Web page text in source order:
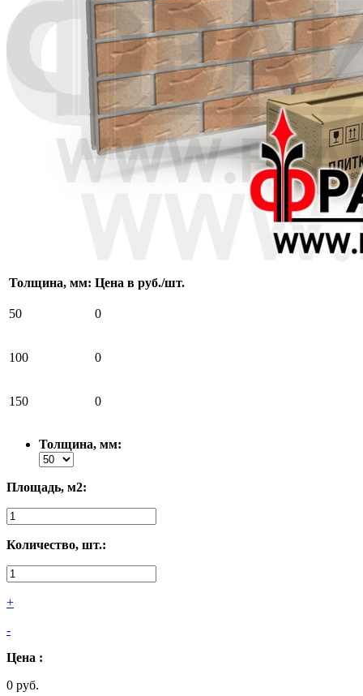
Толщина, мм: Цена в руб./шт.
50 0
100 0
150 0
Толщина, мм:
Площадь, м2:
Количество, шт.:
+
-
Цена :
0 руб.